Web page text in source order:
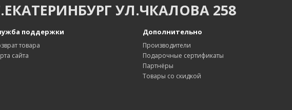
УЛ.ЧКАЛОВА 258
поддержки
товара
сайта
Дополнительно
Производители
Подарочные сертификаты
Партнёры
Товары со скидкой